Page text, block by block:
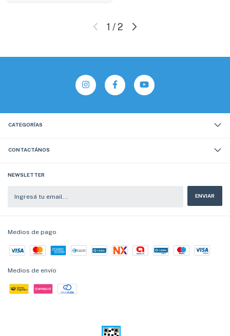
1 /2
CATEGORÍAS
CONTACTÁNOS
NEWSLETTER
Medios de pago
Medios de envío